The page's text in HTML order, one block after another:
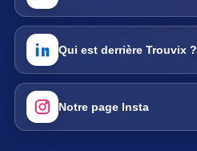
Qui est derrière Trouvix ?
Notre page Insta